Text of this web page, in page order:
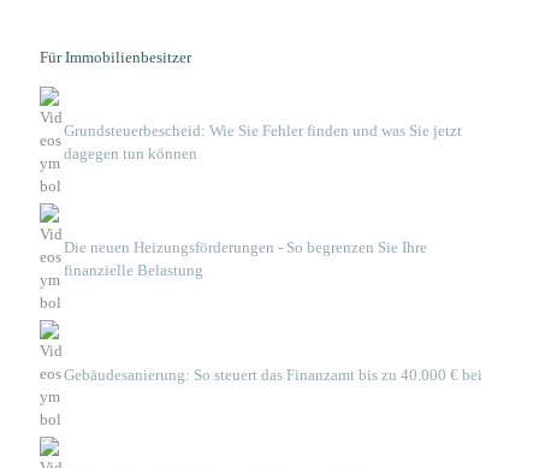
Für Immobilienbesitzer
Grundsteuerbescheid: Wie Sie Fehler finden und was Sie jetzt
dagegen tun können
Die neuen Heizungsförderungen - So begrenzen Sie Ihre
finanzielle Belastung
Gebäudesanierung: So steuert das Finanzamt bis zu 40.000 € bei